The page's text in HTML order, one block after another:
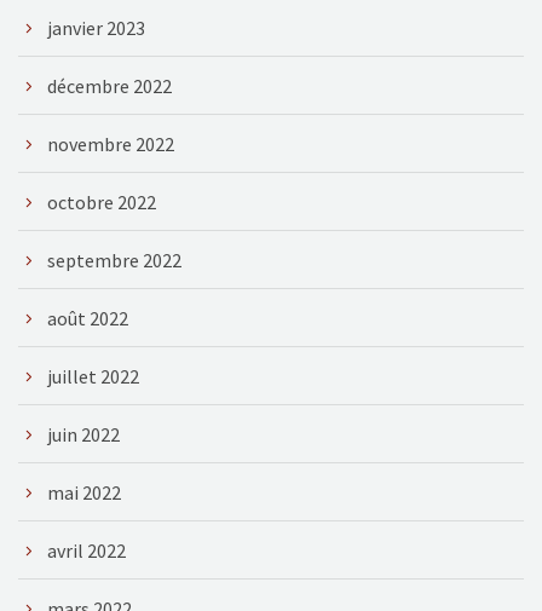
janvier 2023
décembre 2022
novembre 2022
octobre 2022
septembre 2022
août 2022
juillet 2022
juin 2022
mai 2022
avril 2022